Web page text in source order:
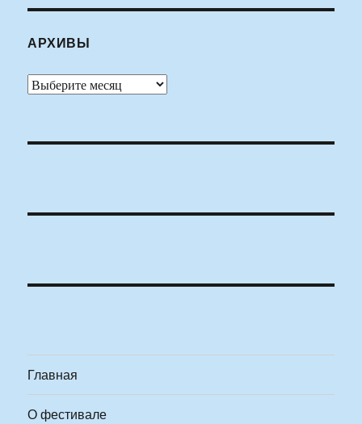
АРХИВЫ
Архивы
Главная
О фестивале